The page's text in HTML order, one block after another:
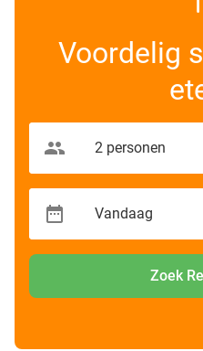
Voordelig
Zoek